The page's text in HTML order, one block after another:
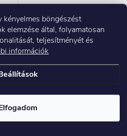
kényelmes böngészést
elemzése által, folyamatosan
teljesítményét és
információkELDOM OB200 Foldon kézi
porszívó Arany, Fekete, Fehér
Porzsák nélküli
36 468 Ft ÁFA nélkül